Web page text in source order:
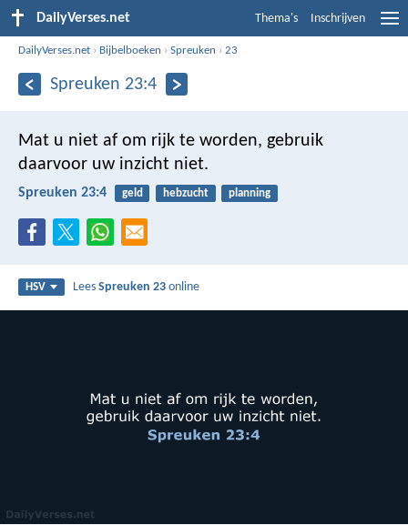
DailyVerses.net Thema's Inschrijven
DailyVerses.net › Bijbelboeken ›Spreuken ›23
Spreuken 23:4
Mat u niet af om rijk te worden, gebruik
daarvoor uw inzicht niet.
Spreuken 23:4 geld hebzucht planning
HSV LeesSpreuken 23 online